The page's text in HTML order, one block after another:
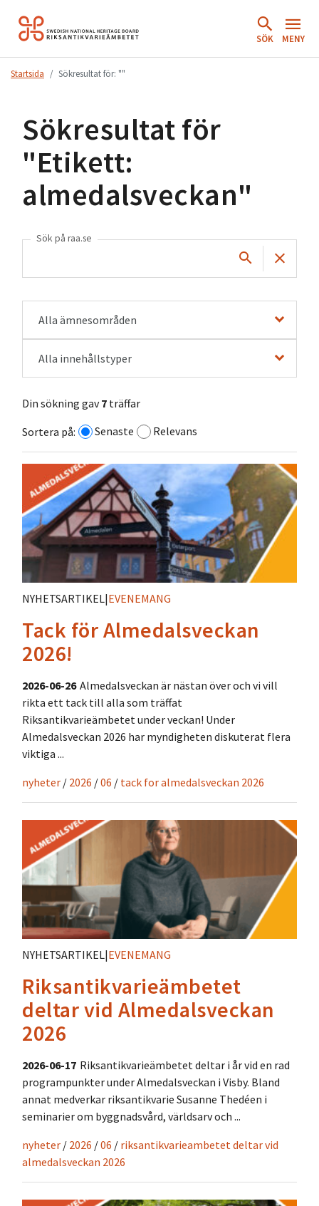
Hoppa
till
SÖK MENY
Startsida Sökresultat för: ""
Sökresultat för
"Etikett:
almedalsveckan"
Sök på raa.se
Alla ämnesområden
Alla innehållstyper
Din sökning gav7 träffar
Sortera på:
Senaste Relevans
NYHETSARTIKEL|EVENEMANG
Tack för Almedalsveckan
2026!
2026-06-26 Almedalsveckan är nästan över och vi vill
rikta ett tack till alla som träffat
Riksantikvarieämbetet under veckan! Under
Almedalsveckan 2026 har myndigheten diskuterat flera
viktiga ...
nyheter / 2026 /06 / tack for almedalsveckan 2026
NYHETSARTIKEL|EVENEMANG
Riksantikvarieämbetet
deltar vid Almedalsveckan
2026
2026-06-17 Riksantikvarieämbetet deltar i år vid en rad
programpunkter under Almedalsveckan i Visby. Bland
annat medverkar riksantikvarie Susanne Thedéen i
seminarier om byggnadsvård, världsarv och ...
nyheter / 2026 /06 / riksantikvarieambetet deltar vid
almedalsveckan 2026